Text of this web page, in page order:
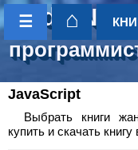
⌂
☰
JavaScript
Выбрать книги
купить и скачать